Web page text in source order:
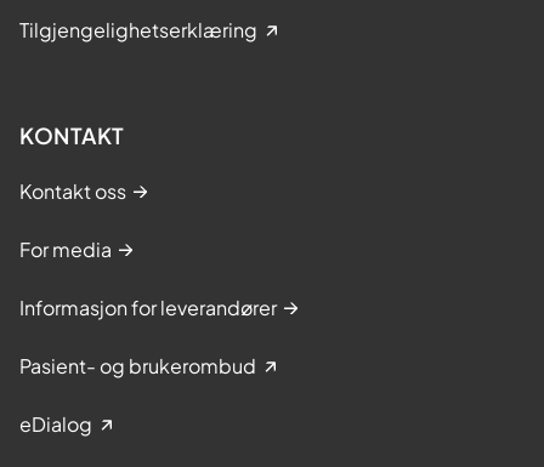
Tilgjengelighetserklæring
KONTAKT
Kontakt oss
For media
Informasjon for leverandører
Pasient- og brukerombud
eDialog